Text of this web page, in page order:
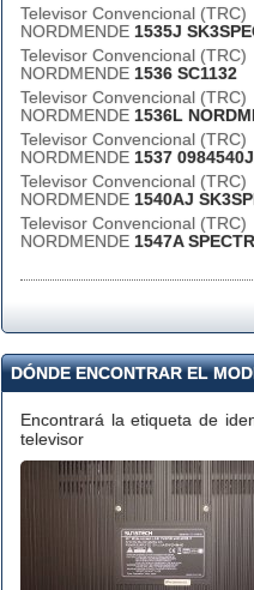
Televisor Convencional (TRC)
NORDMENDE 1535J
Televisor Convencional (TRC)
NORDMENDE 1536 SC1132
Televisor Convencional (TRC)
NORDMENDE 1536L
Televisor Convencional (TRC)
NORDMENDE 1537 0984540J
Televisor Convencional (TRC)
NORDMENDE 1540AJ
Televisor Convencional (TRC)
NORDMENDE 1547A
DÓNDE ENCONTRAR EL
Encontrará la etiqueta de
televisor